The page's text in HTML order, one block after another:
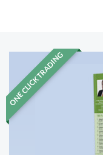
ONE CLICK TRADING